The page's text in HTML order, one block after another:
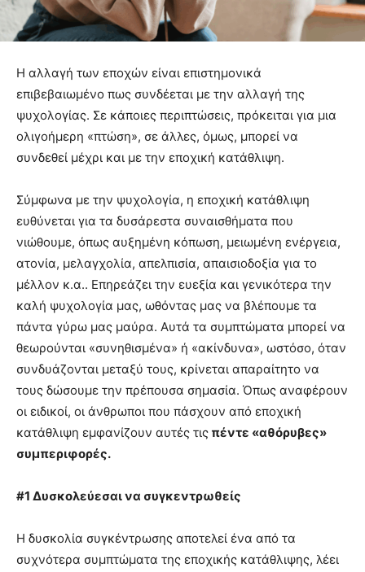
Η αλλαγή των εποχών είναι επιστημονικά
επιβεβαιωμένο πως συνδέεται με την αλλαγή της
ψυχολογίας. Σε κάποιες περιπτώσεις, πρόκειται για μια
ολιγοήμερη «πτώση», σε άλλες, όμως, μπορεί να
συνδεθεί μέχρι και με την εποχική κατάθλιψη.
Σύμφωνα με την ψυχολογία, η εποχική κατάθλιψη
ευθύνεται για τα δυσάρεστα συναισθήματα που
νιώθουμε, όπως αυξημένη κόπωση, μειωμένη ενέργεια,
ατονία, μελαγχολία, απελπισία, απαισιοδοξία για το
μέλλον κ.α.. Επηρεάζει την ευεξία και γενικότερα την
καλή ψυχολογία μας, ωθόντας μας να βλέπουμε τα
πάντα γύρω μας μαύρα. Αυτά τα συμπτώματα μπορεί να
θεωρούνται «συνηθισμένα» ή «ακίνδυνα», ωστόσο, όταν
συνδυάζονται μεταξύ τους, κρίνεται απαραίτητο να
τους δώσουμε την πρέπουσα σημασία. Όπως αναφέρουν
οι ειδικοί, οι άνθρωποι που πάσχουν από εποχική
κατάθλιψη εμφανίζουν αυτές τις πέντε «αθόρυβες»
συμπεριφορές.
#1 Δυσκολεύεσαι να συγκεντρωθείς
Η δυσκολία συγκέντρωσης αποτελεί ένα από τα
συχνότερα συμπτώματα της εποχικής κατάθλιψης, λέει